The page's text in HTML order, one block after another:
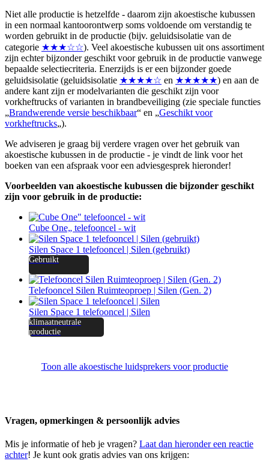
Niet alle productie is hetzelfde - daarom zijn akoestische kubussen
in een normaal kantoorontwerp soms voldoende om verstandig te
worden gebruikt in de productie (bijv. geluidsisolatie van de
categorie ★★★☆☆). Veel akoestische kubussen uit ons assortiment
zijn echter bijzonder geschikt voor gebruik in de productie vanwege
bepaalde selectiecriteria. Enerzijds is er een bijzonder goede
geluidsisolatie (geluidsisolatie ★★★★☆ en ★★★★★) en aan de
andere kant zijn er modelvarianten die geschikt zijn voor
vorkheftrucks of varianten in brandbeveiliging (zie speciale functies
„Brandwerende versie beschikbaar“ en „Geschikt voor
vorkheftrucks„).
We adviseren je graag bij verdere vragen over het gebruik van
akoestische kubussen in de productie - je vindt de link voor het
boeken van een afspraak voor een adviesgesprek hieronder!
Voorbeelden van akoestische kubussen die bijzonder geschikt
zijn voor gebruik in de productie:
Cube One„ telefooncel - wit
Silen Space 1 telefooncel | Silen (gebruikt)
Gebruikt
Telefooncel Silen Ruimteoproep | Silen (Gen. 2)
Silen Space 1 telefooncel | Silen
klimaatneutrale
productie
Toon alle akoestische luidsprekers voor productie
Vragen, opmerkingen & persoonlijk advies
Mis je informatie of heb je vragen? Laat dan hieronder een reactie
achter! Je kunt ook gratis advies van ons krijgen: